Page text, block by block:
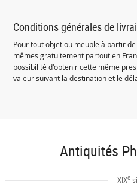
Conditions générales de
Pour tout objet ou meuble à partir
mêmes gratuitement partout en
possibilité d'obtenir cette même
valeur suivant la destination et le
Antiquités
XIXe